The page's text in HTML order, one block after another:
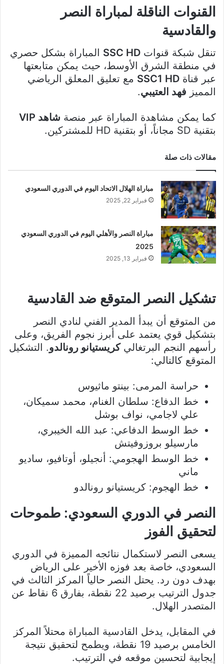
القنوات الناقلة لمباراة النصر
والقادسية
تنقل شبكة قنوات SSC HD المباراة بشكل حصري
في منطقة الشرق الأوسط، حيث يمكن متابعتها
عبر قناة SSC1 HD مع تعليق المعلق الرياضي
المميز فهد العتيبي.
كما يمكن مشاهدة المباراة عبر منصة شاهد VIP
بتقنية SD مجاناً، أو بتقنية HD للمشتركين.
مقالات ذات صلة
مباراة الهلال الاتحاد اليوم في الدوري السعودي
فبراير 22, 2025
مباراة النصر والأهلي اليوم في الدوري السعودي
2025
فبراير 13, 2025
تشكيل النصر المتوقع ضد القادسية
من المتوقع أن يبدأ المدير الفني لنادي النصر
بتشكيل قوي يعتمد على أبرز نجوم الفريق، وعلى
رأسهم النجم البرتغاليكريستيانو رونالدو. التشكيل
المتوقع كالتالي:
حراسة المرمى: بينتو ماثيوس
خط الدفاع: سلطان الغنام، محمد سميكان،
علي لاجامي، نواف بوشل
خط الوسط الدفاعي: عبد الله الخيبري،
مارسيلو بروزوفيتش
خط الوسط الهجومي: أنجيلو، أوتافيو، ساديو
ماني
خط الهجوم: كريستيانو رونالدو
النصر في الدوري السعودي: طموحات
لتحقيق الفوز
يسعى النصر لاستكمال نتائجه المميزة في الدوري
السعودي، خاصة بعد فوزه الأخير على الرياض
بهدف دون رد. يحتل النصر حالياً المركز الثالث في
جدول الترتيب برصيد 22 نقطة، بفارق 6 نقاط عن
المتصدر الهلال.
في المقابل، يدخل القادسية المباراة محتلاً المركز
الخامس برصيد 19 نقطة، ويطمح لتحقيق نتيجة
إيجابية لتحسين موقعه في الترتيب.